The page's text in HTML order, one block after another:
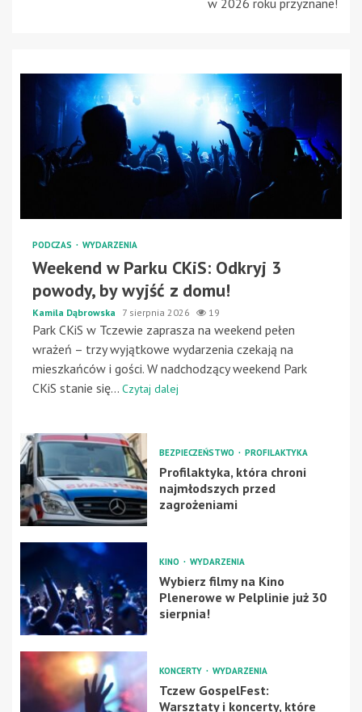
w 2026 roku przyznane!
PODCZAS WYDARZENIA
Weekend w Parku CKiS: Odkryj 3
powody, by wyjść z domu!
Kamila Dąbrowska 7 sierpnia 2026 19
Park CKiS w Tczewie zaprasza na weekend pełen
wrażeń – trzy wyjątkowe wydarzenia czekają na
mieszkańców i gości. W nadchodzący weekend Park
CKiS stanie się... Czytaj dalej
BEZPIECZEŃSTWO PROFILAKTYKA
Profilaktyka, która chroni
najmłodszych przed
zagrożeniami
KINO WYDARZENIA
Wybierz filmy na Kino
Plenerowe w Pelplinie już 30
sierpnia!
KONCERTY WYDARZENIA
Tczew GospelFest:
Warsztaty i koncerty, które